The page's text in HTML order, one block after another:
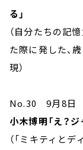
る」
（自分たちの記
た際に発した、
現）
No.30 9月8日
小木博明「え？ジ
（「ミキティと